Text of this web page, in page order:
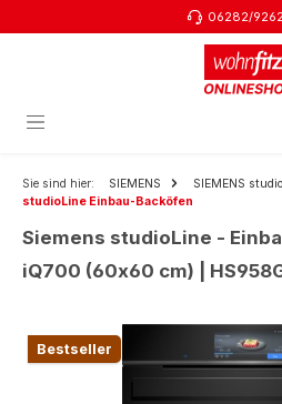
06282/
Sie sind hier: SIEMENS SIEMENS
studioLine Einbau-Backöfen
Siemens studioLine -
iQ700 (60x60 cm) |
Bildergalerie überspringen
Bestseller